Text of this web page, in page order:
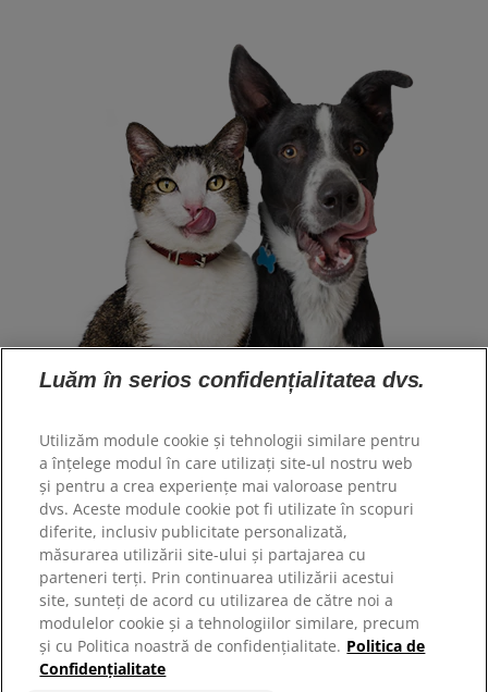
Resurse
Contactați-ne
Harta site-ului
Site-urile noastre
Hill’s Vet
Cariere
Luăm în serios confidențialitatea dvs.
Utilizăm module cookie și tehnologii similare pentru
a înțelege modul în care utilizați site-ul nostru web
și pentru a crea experiențe mai valoroase pentru
dvs. Aceste module cookie pot fi utilizate în scopuri
diferite, inclusiv publicitate personalizată,
măsurarea utilizării site-ului și partajarea cu
parteneri terți. Prin continuarea utilizării acestui
site, sunteți de acord cu utilizarea de către noi a
modulelor cookie și a tehnologiilor similare, precum
și cu Politica noastră de confidențialitate. Politica de
Confidențialitate